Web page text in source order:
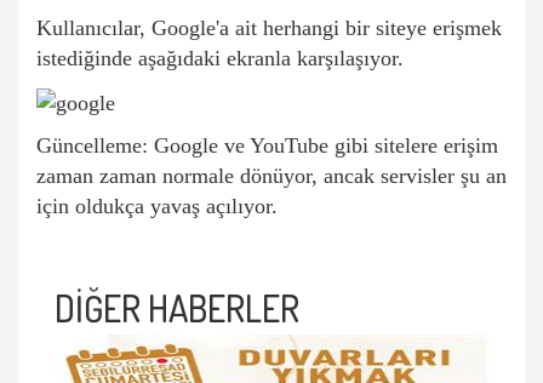
Kullanıcılar, Google'a ait herhangi bir siteye erişmek
istediğinde aşağıdaki ekranla karşılaşıyor.
Güncelleme: Google ve YouTube gibi sitelere erişim
zaman zaman normale dönüyor, ancak servisler şu an
için oldukça yavaş açılıyor.
DİĞER HABERLER